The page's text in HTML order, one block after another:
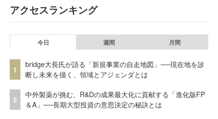
アクセスランキング
今日 週間 月間
1
bridge大長氏が語る「新規事業の自走地図」──現在地を診
断し未来を描く、領域とアジェンダとは
2
中外製薬が挑む、R&Dの成果最大化に貢献する「進化版FP
＆A」──長期大型投資の意思決定の秘訣とは